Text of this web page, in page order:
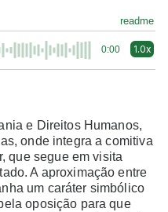
readme
0:00 1.0x
e Direitos Humanos,
onde integra a comitiva
que segue em visita
A aproximação entre
um caráter simbólico
oposição para que